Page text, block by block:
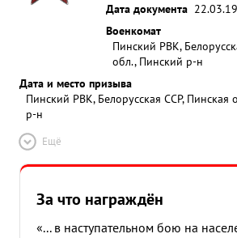
Дата документа
Военкомат
Пинский РВК,
обл., Пинский р-н
Дата и место призыва
Пинский РВК, Белорусская ССР, Пинская
р-н
Ещё
За что награждён
«... в наступательном бою на